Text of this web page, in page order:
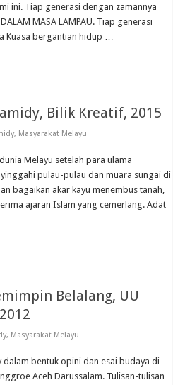
ini. Tiap generasi dengan zamannya
DALAM MASA LAMPAU. Tiap generasi
Kuasa bergantian hidup …
Bilik Kreatif, 2015
, Masyarakat Melayu
Melayu setelah para ulama
pulau-pulau dan muara sungai di
bagaikan akar kayu menembus tanah,
ajaran Islam yang cemerlang. Adat
Belalang, UU
, Masyarakat Melayu
dalam bentuk opini dan esai budaya di
Aceh Darussalam. Tulisan-tulisan